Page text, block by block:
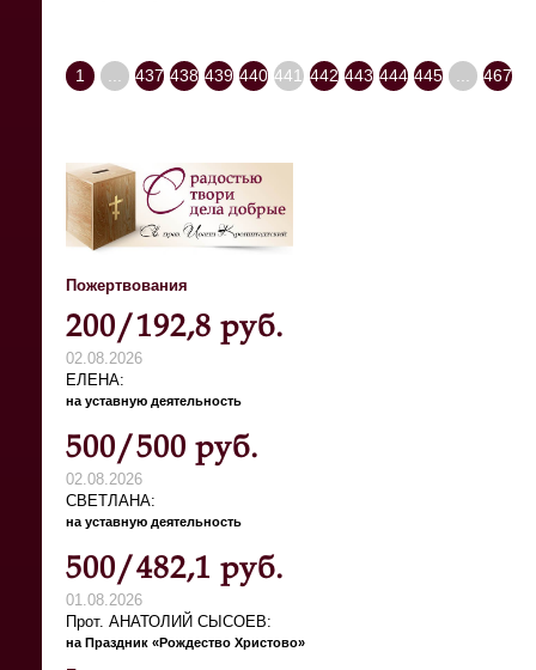
1 437 438 439 440 441 442 443 444 445 467
Пожертвования
200/192,8 руб.
02.08.2026
ЕЛЕНА
на уставную деятельность
500/500 руб.
02.08.2026
СВЕТЛАНА
на уставную деятельность
500/482,1 руб.
01.08.2026
Прот. АНАТОЛИЙ СЫСОЕВ
на Праздник «Рождество Христово»